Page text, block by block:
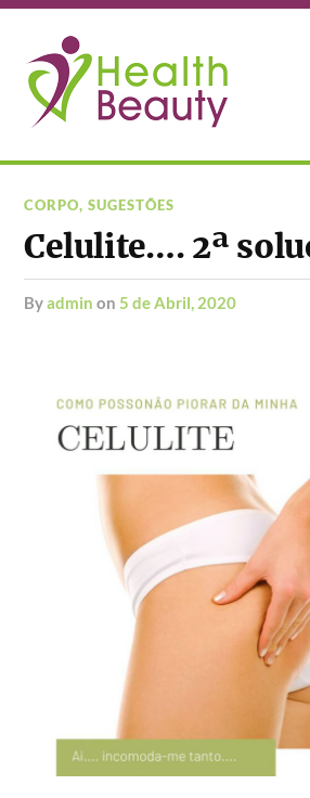
CORPO,SUGESTÕES
Celulite…. 2ª
byadmin on5 de Abril, 2020